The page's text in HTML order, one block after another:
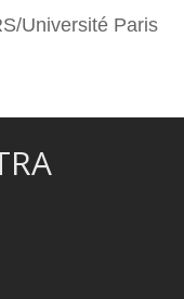
Université Paris